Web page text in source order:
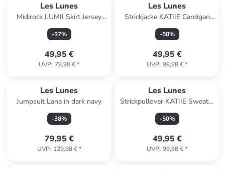
Les Lunes
Midirock LUMII Skirt Jersey
Midi in Bitter Chocolate
-37%
49,95 €
UVP: 79,98 €*
Les Lunes
Strickjacke KATIIE Cardigan
Fine Knit in light grey melange
-50%
49,95 €
UVP: 99,98 €*
Les Lunes
Jumpsuit Lana in dark navy
-38%
79,95 €
UVP: 129,98 €*
Les Lunes
Strickpullover KATIIE Sweater
Fine Knit in Powder Pink
Melange
-50%
49,95 €
UVP: 99,98 €*